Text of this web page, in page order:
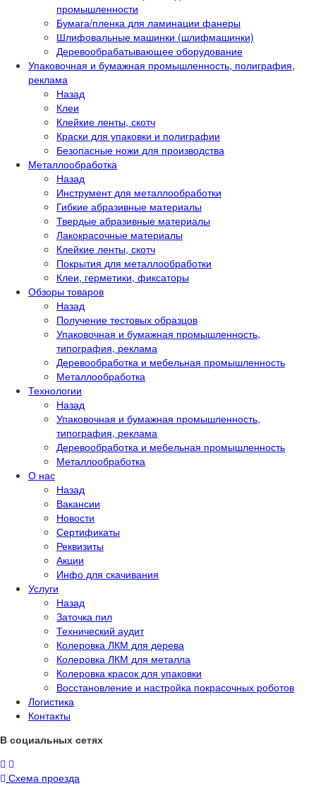
промышленности
Бумага/пленка для ламинации фанеры
Шлифовальные машинки (шлифмашинки)
Деревообрабатывающее оборудование
Упаковочная и бумажная промышленность, полиграфия,
реклама
Назад
Клеи
Клейкие ленты, скотч
Краски для упаковки и полиграфии
Безопасные ножи для производства
Металлообработка
Назад
Инструмент для металлообработки
Гибкие абразивные материалы
Твердые абразивные материалы
Лакокрасочные материалы
Клейкие ленты, скотч
Покрытия для металлообработки
Клеи, герметики, фиксаторы
Обзоры товаров
Назад
Получение тестовых образцов
Упаковочная и бумажная промышленность,
типография, реклама
Деревообработка и мебельная промышленность
Металлообработка
Технологии
Назад
Упаковочная и бумажная промышленность,
типография, реклама
Деревообработка и мебельная промышленность
Металлообработка
О нас
Назад
Вакансии
Новости
Сертификаты
Реквизиты
Акции
Инфо для скачивания
Услуги
Назад
Заточка пил
Технический аудит
Колеровка ЛКМ для дерева
Колеровка ЛКМ для металла
Колеровка красок для упаковки
Восстановление и настройка покрасочных роботов
Логистика
Контакты
В социальных сетях
Схема проезда